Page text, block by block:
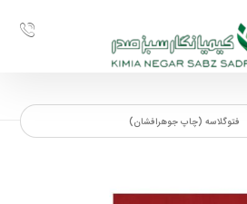
فتوگلاسه (چاپ جوهرافشان)